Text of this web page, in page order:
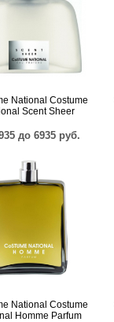
National Costume
Scent Sheer
до 6935 руб.
National Costume
Homme Parfum